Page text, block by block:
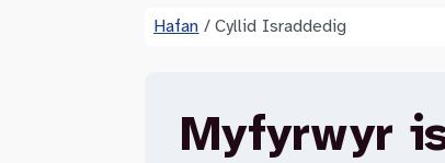
Hafan / Cyllid Israddedig
Myfyrwyr